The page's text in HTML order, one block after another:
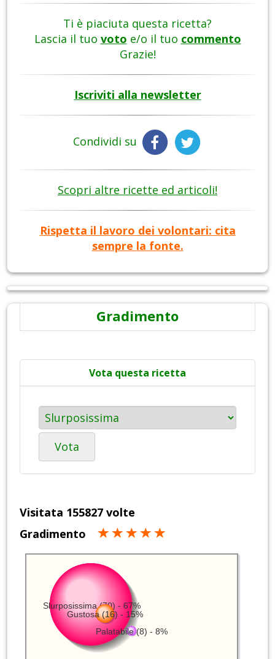
Ti è piaciuta questa ricetta?
Lascia il tuo voto e/o il tuo commento
Grazie!
Iscriviti alla newsletter
Condividi su
Scopri altre ricette ed articoli!
Rispetta il lavoro dei volontari: cita
sempre la fonte.
Gradimento
Vota questa ricetta
Vota
Visitata 155827 volte
Gradimento
Slurposissima (70) - 67%
Gustosa (16) - 15%
Palatabile (8) - 8%